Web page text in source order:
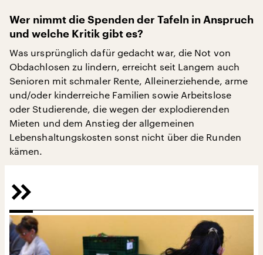
Wer nimmt die Spenden der Tafeln in Anspruch
und welche Kritik gibt es?
Was ursprünglich dafür gedacht war, die Not von
Obdachlosen zu lindern, erreicht seit Langem auch
Senioren mit schmaler Rente, Alleinerziehende, arme
und/oder kinderreiche Familien sowie Arbeitslose
oder Studierende, die wegen der explodierenden
Mieten und dem Anstieg der allgemeinen
Lebenshaltungskosten sonst nicht über die Runden
kämen.